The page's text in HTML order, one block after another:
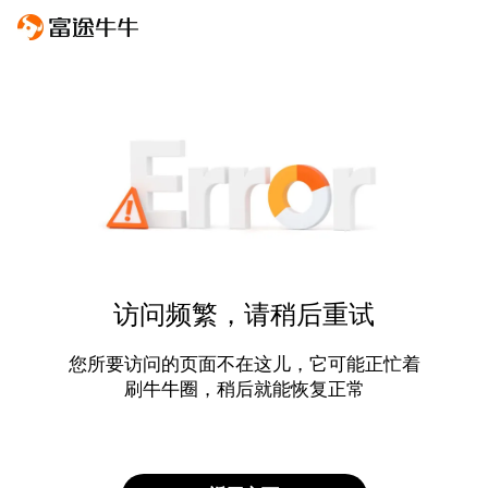
访问频繁，请稍后重试
您所要访问的页面不在这儿，它可能正忙着
刷牛牛圈，稍后就能恢复正常